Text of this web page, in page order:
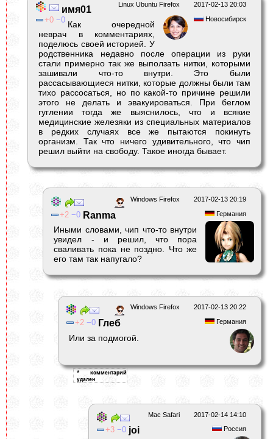
2017-02-13 20:03
Linux Ubuntu Firefox
Новосибирск
0 0
имя01
Как очередной
неврач в комментариях,
поделюсь своей историей. У
родственника недавно после операции из руки
стали примерно так же выползать нитки, которыми
зашивали что-то внутри. Это были
рассасывающиеся нитки, которые должны были там
тихо рассосаться, но по какой-то причине решили
этого не делать и эвакуироваться. При беглом
гуглении тогда же выяснилось, что и всякие
медицинские железяки из специальных материалов
в редких случаях все же пытаются покинуть
организм. Так что ничего удивительного, что чип
решил выйти на свободу. Такое иногда бывает.
2017-02-13 20:19
Windows Firefox
Германия
2 0 Ranma
Иными словами, чип что-то внутри
увидел - и решил, что пора
сваливать пока не поздно. Что же
его там так напугало?
2017-02-13 20:22
Windows Firefox
Германия
2 0 Глеб
Или за подмогой.
2017-02-14 14:10
Mac Safari
Россия
3 0 joi